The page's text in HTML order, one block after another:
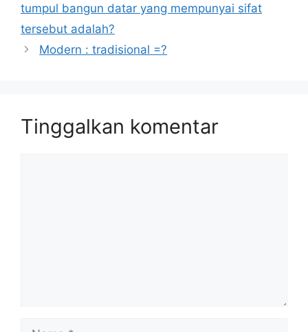
tumpul bangun datar yang mempunyai sifat
tersebut adalah?
Modern : tradisional =?
Tinggalkan komentar